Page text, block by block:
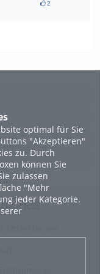
optimal für Sie
"Akzeptieren"
zu. Durch
können Sie
zulassen
"Mehr
jeder Kategorie.
2